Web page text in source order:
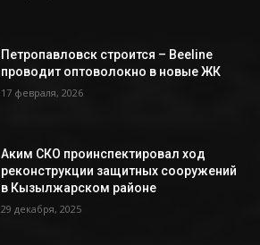
Петропавловск строится – Beeline
проводит оптоволокно в новые ЖК
17 февраля, 2026
Аким СКО проинспектировал ход
реконструкции защитных сооружений
в Кызылжарском районе
29 декабря, 2025